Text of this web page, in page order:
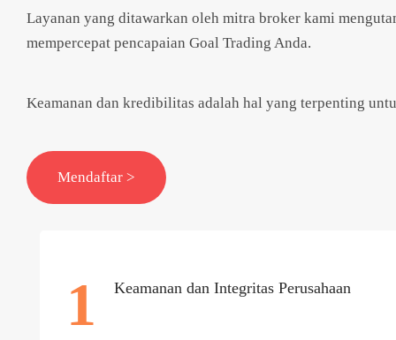
Layanan yang ditawarkan oleh mitra broker kami
mempercepat pencapaian Goal Trading Anda.
Keamanan dan kredibilitas adalah hal yang terpenting
Mendaftar >
1 Keamanan dan Integritas Perusahaan